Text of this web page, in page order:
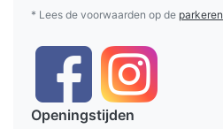
* Lees de voorwaarden op de parkeren
Openingstijden